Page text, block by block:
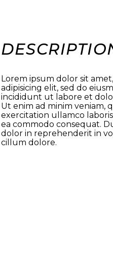
Lorem ipsum dolor sit
adipisicing elit, sed do
incididunt ut labore et
Ut enim ad minim veniam,
exercitation ullamco
ea commodo consequat.
dolor in reprehenderit in
cillum dolore.